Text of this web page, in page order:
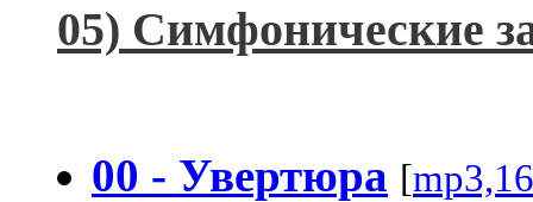
05) Симфонические
00 - Увертюра [